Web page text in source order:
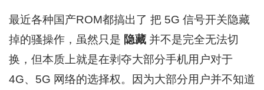
最近各种国产ROM都搞出了 把 5G 信号开关隐藏
掉的骚操作，虽然只是 隐藏 并不是完全无法切
换，但本质上就是在剥夺大部分手机用户对于
4G、5G 网络的选择权。因为大部分用户并不知道